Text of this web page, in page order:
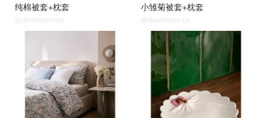
纯棉被套+枕套
@dealmoon.ca
小雏菊被套+枕套
@dealmoon.ca